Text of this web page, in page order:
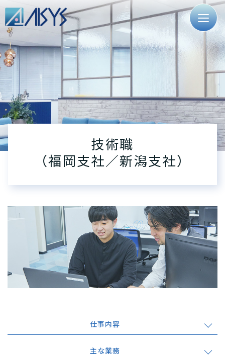
技術職
（福岡支社／新潟支社）
仕事内容
主な業務